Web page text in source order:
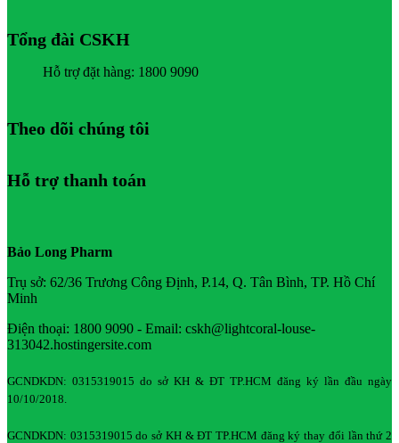
Tổng đài CSKH
Hỗ trợ đặt hàng: 1800 9090
Theo dõi chúng tôi
Hỗ trợ thanh toán
Bảo Long Pharm
Trụ sở: 62/36 Trương Công Định, P.14, Q. Tân Bình, TP. Hồ Chí
Minh
Điện thoại: 1800 9090 - Email: cskh@lightcoral-louse-
313042.hostingersite.com
GCNDKDN: 0315319015 do sở KH & ĐT TP.HCM đăng ký lần đầu ngày
10/10/2018.
GCNDKDN: 0315319015 do sở KH & ĐT TP.HCM đăng ký thay đổi lần thứ 2